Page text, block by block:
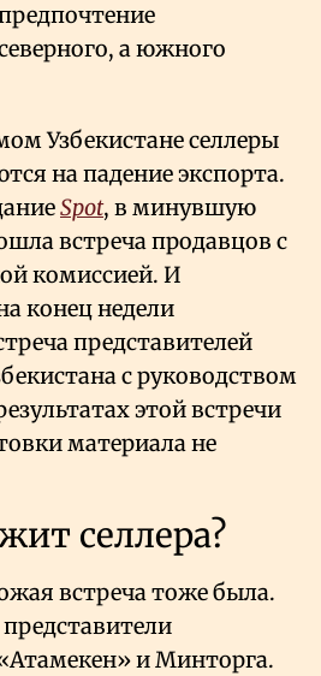
а южного
Узбекистане селлеры
на падение экспорта.
Spot, в минувшую
встреча продавцов с
комиссией. И
конец недели
представителей
с руководством
этой встречи
материала не
селлера?
встреча тоже была.
и Минторга.